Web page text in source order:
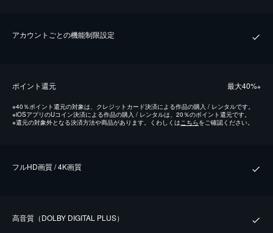
アカウントごとの機能制限設定
ポイント還元 最⼤40%※
※40％ポイント還元の対象は、クレジットカード決済による作品の購入 / レンタルです。
※iOSアプリのUコイン決済による作品の購入 / レンタルは、20％のポイント還元です。
※還元の対象外となる決済方法や商品があります。くわしくはこちらをご確認ください。
フルHD画質 / 4K画質
⾼⾳質（DOLBY DIGITAL PLUS）